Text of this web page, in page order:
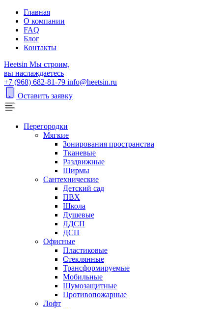
Главная
О компании
FAQ
Блог
Контакты
Heetsin Мы строим,
вы наслаждаетесь
+7 (968) 682-81-79 info@heetsin.ru
Оставить заявку
Перегородки
Мягкие
Зонирования пространства
Тканевые
Раздвижные
Ширмы
Сантехнические
Детский сад
ПВХ
Школа
Душевые
ЛДСП
ДСП
Офисные
Пластиковые
Стеклянные
Трансформируемые
Мобильные
Шумозащитные
Противопожарные
Лофт